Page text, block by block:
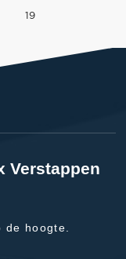
19
Verstappen
hoogte.